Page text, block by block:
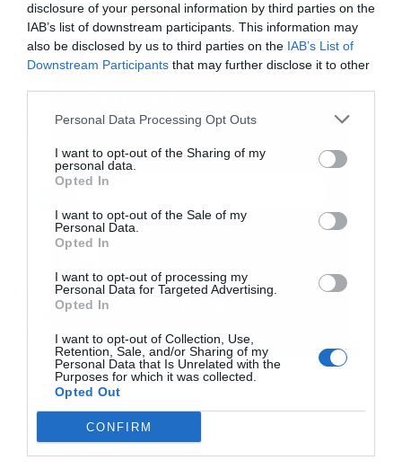
disclosure of your personal information by third parties on the
IAB’s list of downstream participants. This information may
also be disclosed by us to third parties on the IAB’s List of
Downstream Participants that may further disclose it to other
Personal Data Processing Opt Outs
I want to opt-out of the Sharing of my
personal data.
Opted In
I want to opt-out of the Sale of my
Personal Data.
Opted In
I want to opt-out of processing my
Personal Data for Targeted Advertising.
Opted In
I want to opt-out of Collection, Use,
Retention, Sale, and/or Sharing of my
Personal Data that Is Unrelated with the
Purposes for which it was collected.
Opted Out
CONFIRM
ΔΝΤ για Ελλάδα: Βλέπει ανάπτυξη, συνιστά
συγκράτηση σε μισθούς Δημοσίου & συντάξεις
από έναν γενικευμένο εμπορικό πόλεμο
Ακολουθήστε το Powergame.gr στο
News για άμεση και έγκυρη οικονομική
ενημέρωση!
ΔΑΝΕΙΑ
ΕΛΛΗΝΙΚΗ ΑΝΑΠΤΥΞΙΑΚΗ ΤΡΑΠΕΖΑ (HDB)
ΤΑΜΕΙΟ ΜΙΚΡΟΠΙΣΤΩΣΕΩΝ ΤΕΠΙΧ ΧΡΗΜΑΤΟΔΟΤΗΣΗ
Εγγραφή στο
newsletter
Αποδέχομαι τους